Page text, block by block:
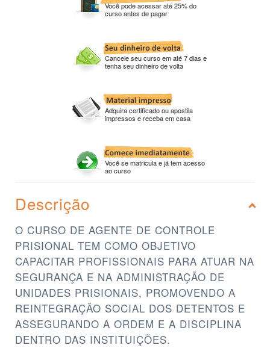
Você pode acessar até 25% do
curso antes de pagar
Cancele seu curso em até 7 dias e
tenha seu dinheiro de volta
Adquira certificado ou apostila
impressos e receba em casa
Você se matricula e já tem acesso
ao curso
Descrição
O CURSO DE AGENTE DE CONTROLE
PRISIONAL TEM COMO OBJETIVO
CAPACITAR PROFISSIONAIS PARA ATUAR NA
SEGURANÇA E NA ADMINISTRAÇÃO DE
UNIDADES PRISIONAIS, PROMOVENDO A
REINTEGRAÇÃO SOCIAL DOS DETENTOS E
ASSEGURANDO A ORDEM E A DISCIPLINA
DENTRO DAS INSTITUIÇÕES.